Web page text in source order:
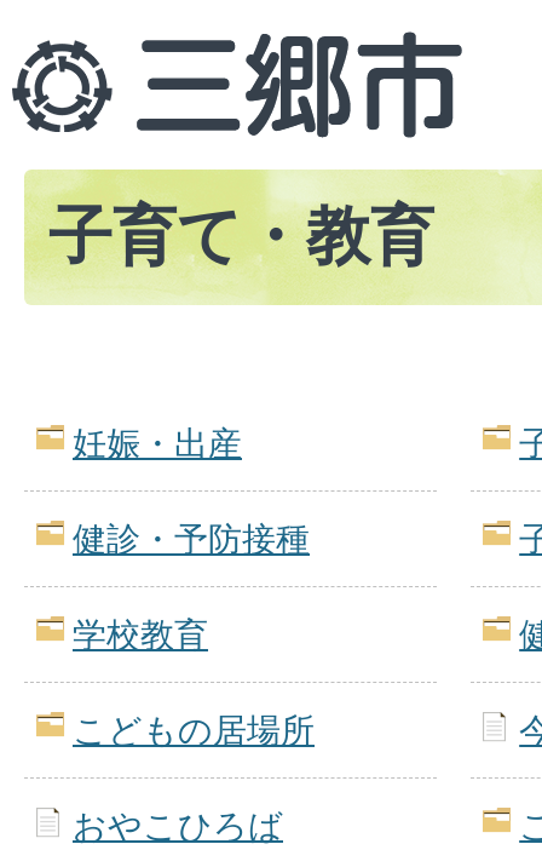
子育て・教育
妊娠・出産
健診・予防接種
学校教育
こどもの居場所
おやこひろば